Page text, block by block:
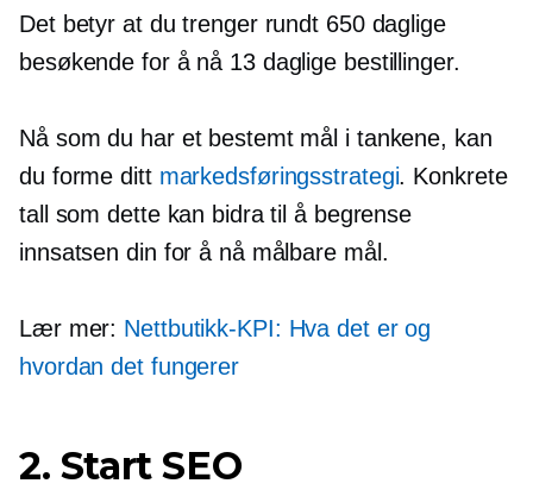
Det betyr at du trenger rundt 650 daglige
besøkende for å nå 13 daglige bestillinger.
Nå som du har et bestemt mål i tankene, kan
du forme ditt markedsføringsstrategi. Konkrete
tall som dette kan bidra til å begrense
innsatsen din for å nå målbare mål.
Lær mer: Nettbutikk-KPI: Hva det er og
hvordan det fungerer
2. Start SEO